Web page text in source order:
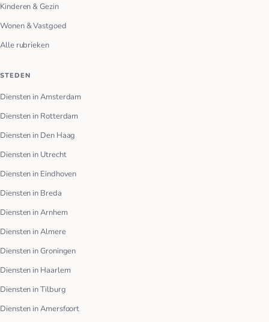
Kinderen & Gezin
Wonen & Vastgoed
Alle rubrieken
STEDEN
Diensten in Amsterdam
Diensten in Rotterdam
Diensten in Den Haag
Diensten in Utrecht
Diensten in Eindhoven
Diensten in Breda
Diensten in Arnhem
Diensten in Almere
Diensten in Groningen
Diensten in Haarlem
Diensten in Tilburg
Diensten in Amersfoort